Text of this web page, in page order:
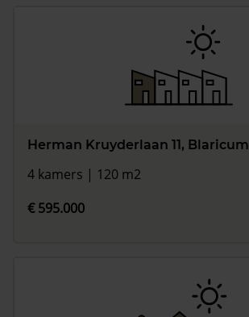
Herman Kruyderlaan 11, Blaricum
4 kamers | 120 m2
€ 595.000